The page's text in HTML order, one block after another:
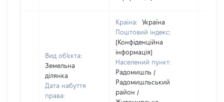
Вид об'єкта:
Земельна
ділянка
Дата набуття
права:
Країна:
Україна
Поштовий індекс:
[Конфіденційна
інформація]
Населений пункт:
Радомишль /
Радомишльський
район /